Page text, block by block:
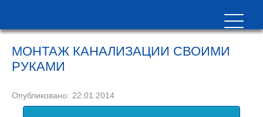
МОНТАЖ КАНАЛИЗАЦИИ СВОИМИ
РУКАМИ
Опубликовано: 22.01.2014